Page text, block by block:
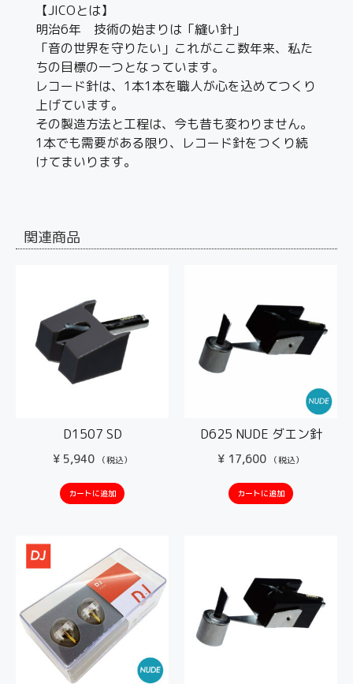
【JICOとは】
明治6年 技術の始まりは「縫い針」
「音の世界を守りたい」これがここ数年来、私た
ちの目標の一つとなっています。
レコード針は、1本1本を職人が心を込めてつくり
上げています。
その製造方法と工程は、今も昔も変わりません。
1本でも需要がある限り、レコード針をつくり続
けてまいります。
関連商品
D1507 SD
¥5,940 （税込）
カートに追加
D625 NUDE ダエン針
¥ 17,600 （税込）
カートに追加